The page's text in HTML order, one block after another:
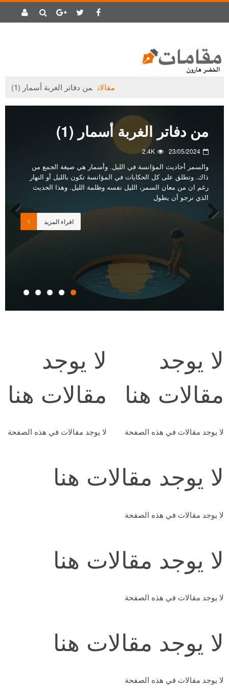
مقالات من دفاتر الغربة أسمار (1)
من دفاتر الغربة أسمار (1)
23/05/2024
2.4K
والسمر أحاديث المؤانسة في الليل. وأسمار هي صيغة الجمع من
ذاك. وتطلق على كل الحكايات في المؤانسة تكون بالليل أو النهار
رغم ان من معان السمر، الليل نفسه وظلمة الليل. وهذا الحديث
الذي نرجو أن يطول
اقراء المزيد
Previous
لا يوجد
مقالات هنا
لا يوجد مقالات في هذه الصفحة
لا يوجد
مقالات هنا
لا يوجد مقالات في هذه الصفحة
لا يوجد مقالات هنا
لا يوجد مقالات في هذه الصفحة
لا يوجد مقالات هنا
لا يوجد مقالات في هذه الصفحة
لا يوجد مقالات هنا
لا يوجد مقالات في هذه الصفحة